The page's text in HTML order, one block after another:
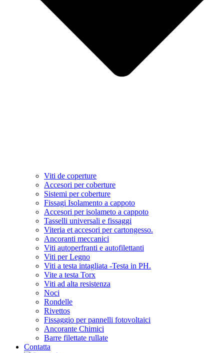
Viti de coperture
Accesori per coberture
Sistemi per coberture
Fissagi Isolamento a cappoto
Accesori per isolameto a cappoto
Tasselli universali e fissaggi
Viteria et accesori per cartongesso.
Ancoranti meccanici
Viti autoperfranti e autofilettanti
Viti per Legno
Viti a testa intagliata -Testa in PH.
Vite a testa Torx
Viti ad alta resistenza
Noci
Rondelle
Rivettos
Fissaggio per pannelli fotovoltaici
Ancorante Chimici
Barre filettate rullate
Contatta